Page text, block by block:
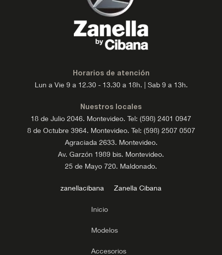
Horarios de atención
Lun a Vie 9 a 12.30 - 13.30 a 18h. | Sab 9 a 13h.
Nuestros locales
18 de Julio 2046. Montevideo. Tel: (598) 2401 0947
8 de Octubre 3964. Montevideo. Tel: (598) 2507 0507
Agraciada 2633. Montevideo.
Av. Garzón 1989 bis. Montevideo.
25 de Mayo 720. Maldonado.
zanellacibana Zanella Cibana
Inicio
Modelos
Accesorios